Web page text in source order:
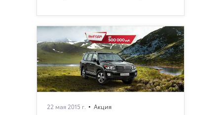
22 мая 2015 г. Акция